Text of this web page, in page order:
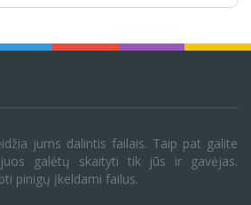
jums dalintis failais. Taip pat galite
galėtų skaityti tik jūs ir gavėjas.
pinigų įkeldami failus.